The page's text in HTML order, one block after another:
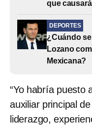
que
DEPORTES
¿Cuándo
Lozano
Mexicana?
“Yo habría puesto
auxiliar principal
liderazgo,